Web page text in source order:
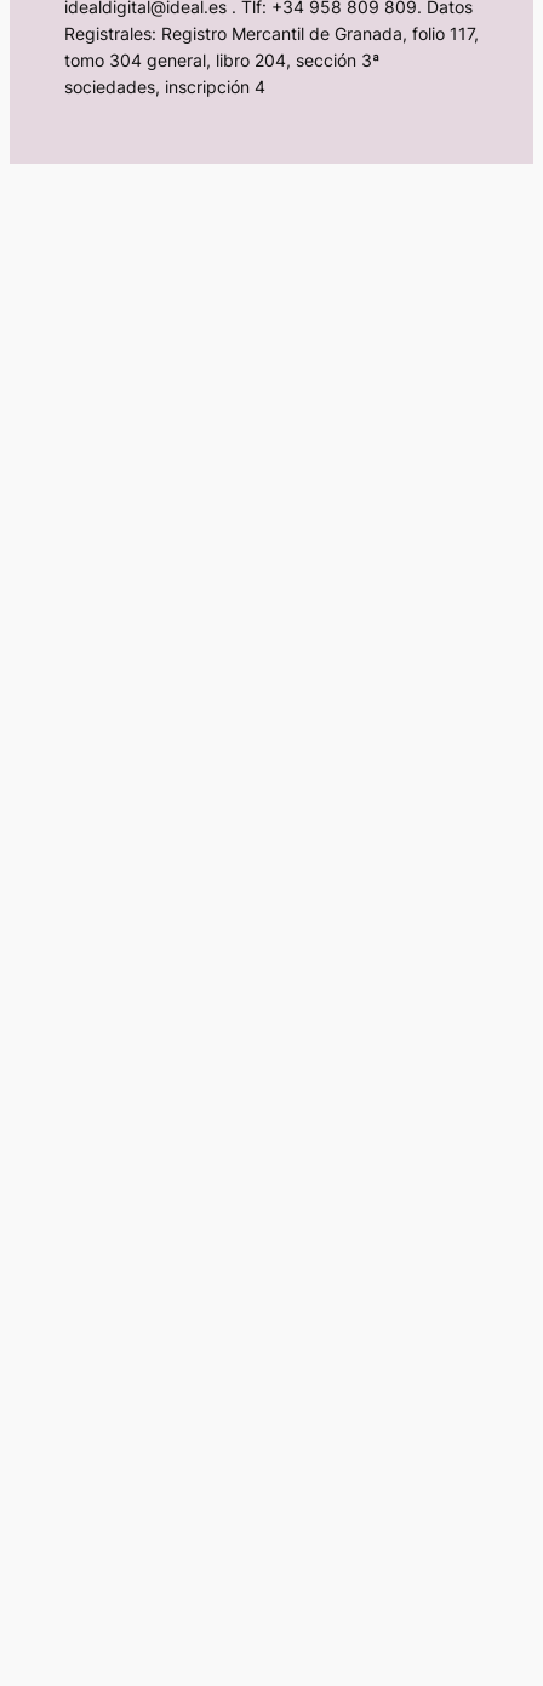
idealdigital@ideal.es . Tlf: +34 958 809 809. Datos
Registrales: Registro Mercantil de Granada, folio 117,
tomo 304 general, libro 204, sección 3ª
sociedades, inscripción 4